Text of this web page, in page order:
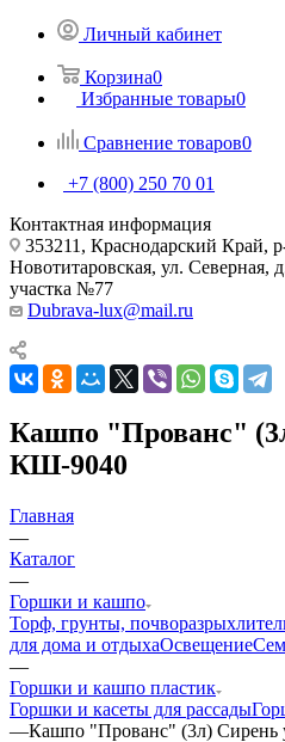
Личный кабинет
Корзина0
Избранные товары0
Сравнение товаров0
+7 (800) 250 70 01
Контактная информация
353211, Краснодарский Край,
Новотитаровская, ул. Северная,
участка №77
Dubrava-lux@mail.ru
Кашпо "Прованс"
КШ-9040
Главная
—
Каталог
—
Горшки и кашпо
Торф, грунты,
для дома и отдыхаОсвещение
—
Горшки и кашпо пластик
Горшки и касеты для рассады
—Кашпо "Прованс" (3л)